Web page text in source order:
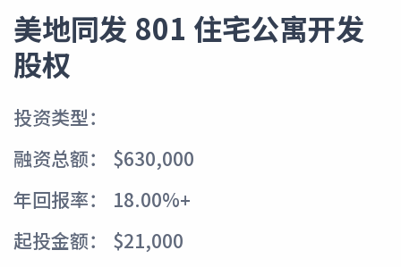
美地同发 801 住宅公寓开发
股权
投资类型：
融资总额： $630,000
年回报率： 18.00%+
起投金额： $21,000